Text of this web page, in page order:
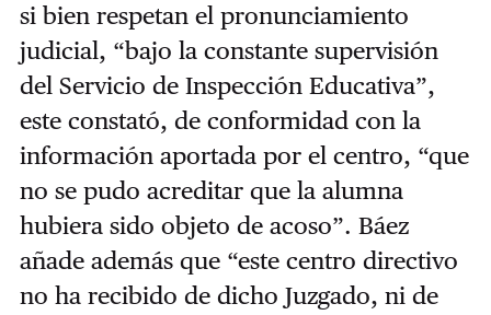
si bien respetan el pronunciamiento
judicial, “bajo la constante supervisión
del Servicio de Inspección Educativa”,
este constató, de conformidad con la
información aportada por el centro, “que
no se pudo acreditar que la alumna
hubiera sido objeto de acoso”. Báez
añade además que “este centro directivo
no ha recibido de dicho Juzgado, ni de